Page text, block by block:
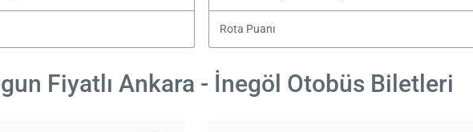
Rota Puanı
Fiyatlı Ankara - İnegöl Otobüs Biletleri